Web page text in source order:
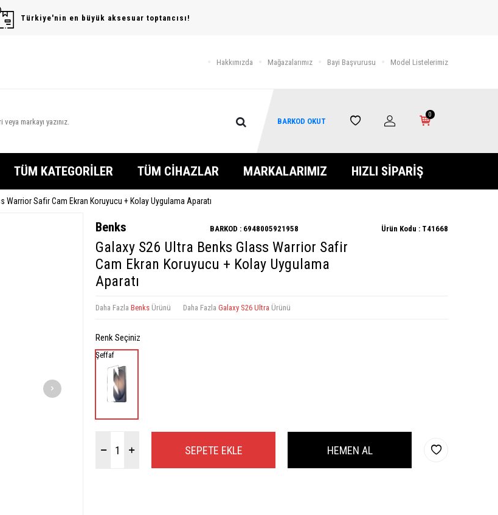
Türkiye'nin en büyük aksesuar toptancısı!
Hakkımızda Mağazalarımız Bayi Başvurusu Model Listelerimiz
BARKOD OKUT
0
TÜM KATEGORİLER TÜM CİHAZLAR MARKALARIMIZ HIZLI SİPARİŞ
Warrior Safir Cam Ekran Koruyucu + Kolay Uygulama Aparatı
Benks BARKOD : 6948005921958 Ürün Kodu : T41668
Galaxy S26 Ultra Benks Glass Warrior Safir
Cam Ekran Koruyucu + Kolay Uygulama
Aparatı
Daha Fazla Benks Ürünü Daha Fazla Galaxy S26 Ultra Ürünü
Renk Seçiniz
Şeffaf
SEPETE EKLE HEMEN AL